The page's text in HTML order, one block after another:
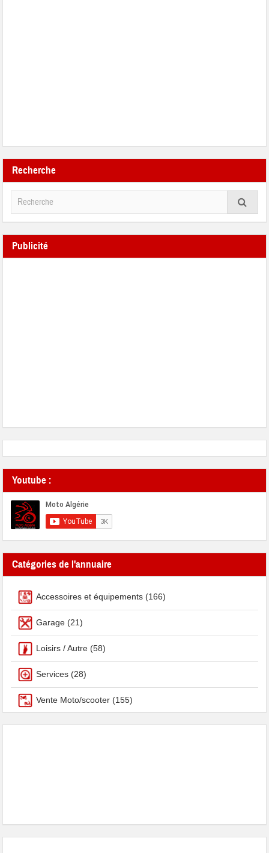
Recherche
Publicité
Youtube :
Catégories de l'annuaire
Accessoires et équipements (166)
Garage (21)
Loisirs / Autre (58)
Services (28)
Vente Moto/scooter (155)